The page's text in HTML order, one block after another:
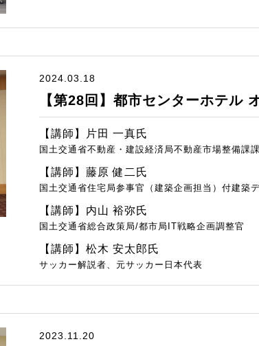
2024.03.18
【第28回】都市センターホテル
【講師】片田 一真氏
国土交通省不動産・建設経済局不動産市場整備課
【講師】藤原 健二氏
国土交通省住宅局参事官（建築企画担当）付建築
【講師】内山 裕弥氏
国土交通省総合政策局/都市局IT戦略企画調整官
【講師】松木 安太郎氏
サッカー解説者、元サッカー日本代表
2023.11.20